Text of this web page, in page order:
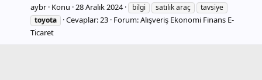
aybr Konu 28 Aralık 2024 bilgi satılık araç
tavsiye
toyota
Cevaplar: 23 Forum:Alışveriş Ekonomi Finans E-
Ticaret